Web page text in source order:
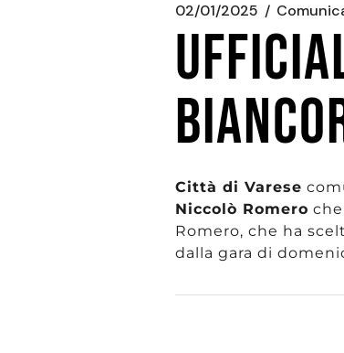
02/01/2025
Città di Varese
Niccolò Romero
Romero, che ha
dalla gara di